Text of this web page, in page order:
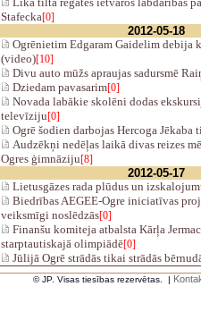
Stafecka[0]
2012-05-18
Ogrēnietim Edgaram Gaidelim debija
(video)[10]
Divu auto mūžs apraujas sadursmē
Dziedam pavasarim[0]
Novada labākie skolēni dodas
televīziju[0]
Ogrē šodien darbojas Hercoga Jēkaba
Audzēkņi nedēļas laikā divas reizes
Ogres ģimnāziju[8]
2012-05-17
Lietusgāzes rada plūdus un
Biedrības AEGEE-Ogre iniciatīvas
veiksmīgi noslēdzās[0]
Finanšu komiteja atbalsta Kārļa
starptautiskajā olimpiādē[0]
Jūlijā Ogrē strādās tikai strādās
© JP. Visas tiesības rezervētas. |